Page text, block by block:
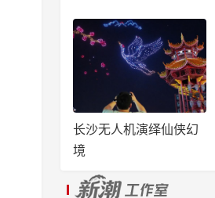
长沙无人机演绎仙侠幻
境